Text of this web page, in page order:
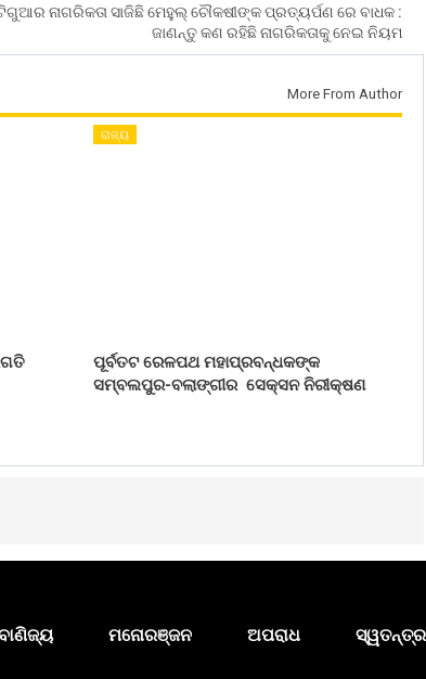
ନାଗରିକତା ସାଜିଛି ମେହୁଲ୍ ଚୌକଷୀଙ୍କ ପ୍ରତ୍ୟର୍ପଣ ରେ ବାଧକ :
ଜାଣନ୍ତୁ କଣ ରହିଛି ନାଗରିକତାକୁ ନେଇ ନିୟମ
More From Author
ରାଜ୍ୟ
ପୂର୍ବତଟ ରେଳପଥ ମହାପ୍ରବନ୍ଧକଙ୍କ
ସମ୍ବଲପୁର-ବଲାଙ୍ଗୀର ସେକ୍ସନ ନିରୀକ୍ଷଣ
ମନୋରଞ୍ଜନ ଅପରାଧ ସ୍ୱତନ୍ତ୍ର